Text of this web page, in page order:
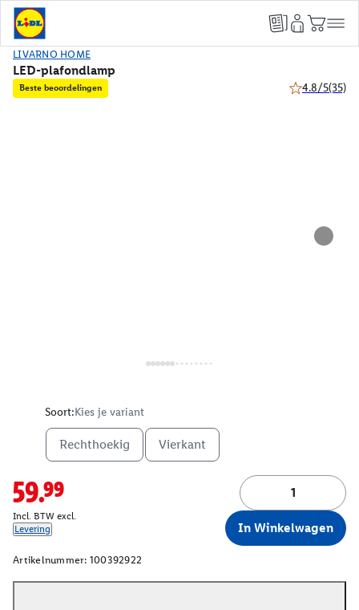
LIVARNO HOME
LED-plafondlamp
Beste beoordelingen 4.8/5(35)
Soort:Kies je variant
Rechthoekig Vierkant
59.99
Incl. BTW excl.
Levering
In Winkelwagen
Artikelnummer: 100392922